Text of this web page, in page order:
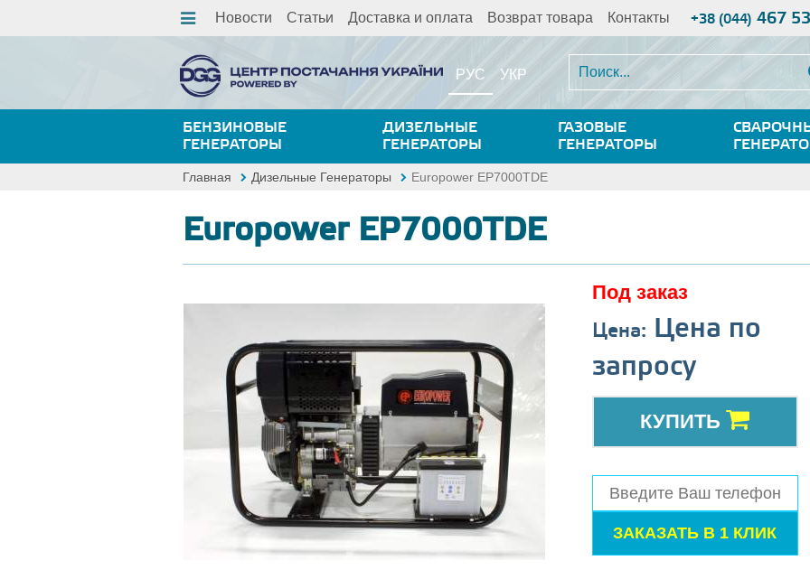
Новости Статьи Доставка и оплата Возврат товара Контакты +38 (044) 467
РУС УКР
БЕНЗИНОВЫЕ
ГЕНЕРАТОРЫ
ДИЗЕЛЬНЫЕ
ГЕНЕРАТОРЫ
ГАЗОВЫЕ
ГЕНЕРАТОРЫ
Главная Дизельные Генераторы Europower EP7000TDE
Europower EP7000TDE
Под заказ
Цена: Цена по
запросу
КУПИТЬ